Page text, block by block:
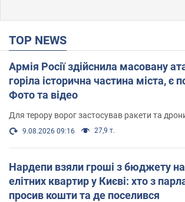
TOP NEWS
Армія Росії здійснила масовану
горіла історична частина міста, є
Фото та відео
Для терору ворог застосував ракети та
9.08.2026 09:16 27,9 т.
Нардепи взяли гроші з бюджету
елітних квартир у Києві: хто з
просив кошти та де поселився